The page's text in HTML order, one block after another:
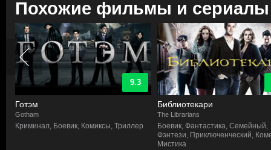
Похожие фильмы и сериалы
9.3
Готэм
Gotham
Криминал, Боевик, Комиксы, Триллер
Библиотекари
The Librarians
Боевик, Фантастика, Семейный,
Фэнтези, Приключенческий,
Мистика